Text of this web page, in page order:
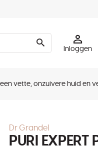
Inloggen
een vette, onzuivere huid
Dr Grandel
PURI EXPERT